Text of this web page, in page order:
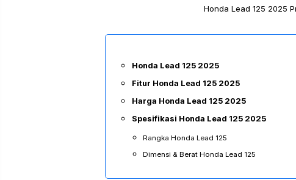
Honda Lead 125 2025
Honda Lead 125 2025
Fitur Honda Lead 125 2025
Harga Honda Lead 125 2025
Spesifikasi Honda Lead 125 2025
Rangka Honda Lead 125
Dimensi & Berat Honda Lead 125